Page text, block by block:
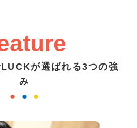
が選ばれる3つの強
み